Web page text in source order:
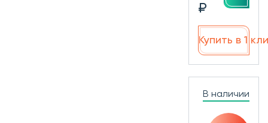
₽
Купить в 1
В наличии